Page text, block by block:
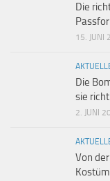
Die
15. JUNI
Die
sie
2. JUNI
Von